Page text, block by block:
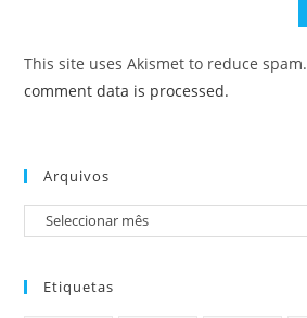
This site uses Akismet to reduce spam.
comment data is processed.
Arquivos
Arquivos
Etiquetas